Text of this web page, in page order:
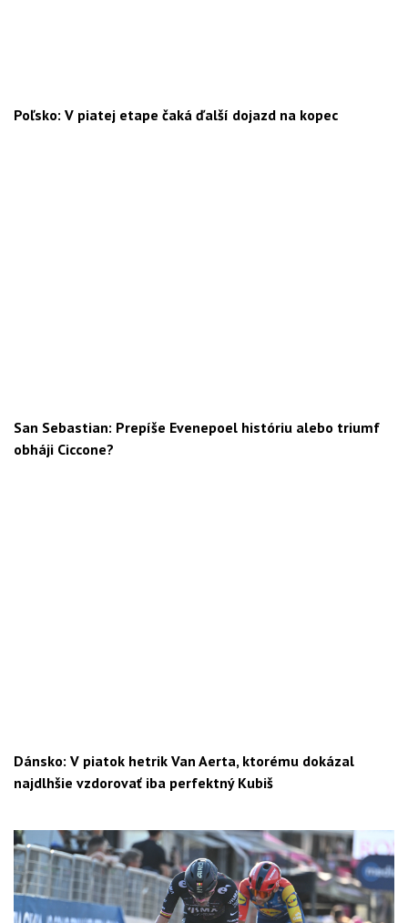
Poľsko: V piatej etape čaká ďalší dojazd na kopec
San Sebastian: Prepíše Evenepoel históriu alebo triumf
obháji Ciccone?
Dánsko: V piatok hetrik Van Aerta, ktorému dokázal
najdlhšie vzdorovať iba perfektný Kubiš